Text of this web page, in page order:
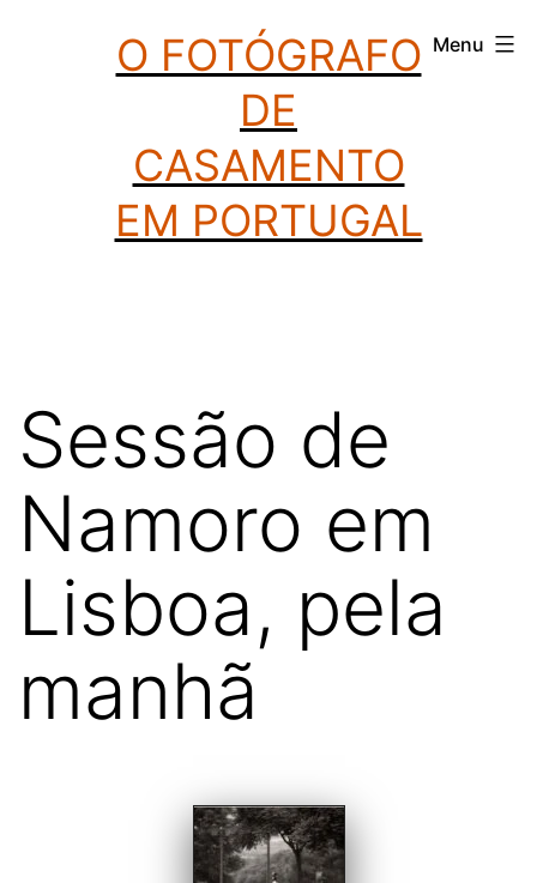
O FOTÓGRAFO
DE
CASAMENTO
EM PORTUGAL
Menu
Sessão de
Namoro em
Lisboa, pela
manhã